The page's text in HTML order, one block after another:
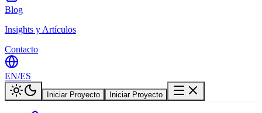
Blog
Insights y Artículos
Contacto
EN/ES
Iniciar Proyecto Iniciar Proyecto